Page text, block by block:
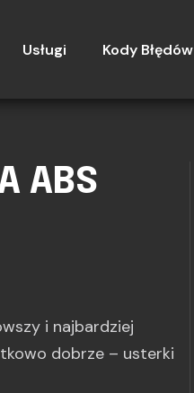
Usługi Kody Błędów
ABS
i najbardziej
dobrze – usterki